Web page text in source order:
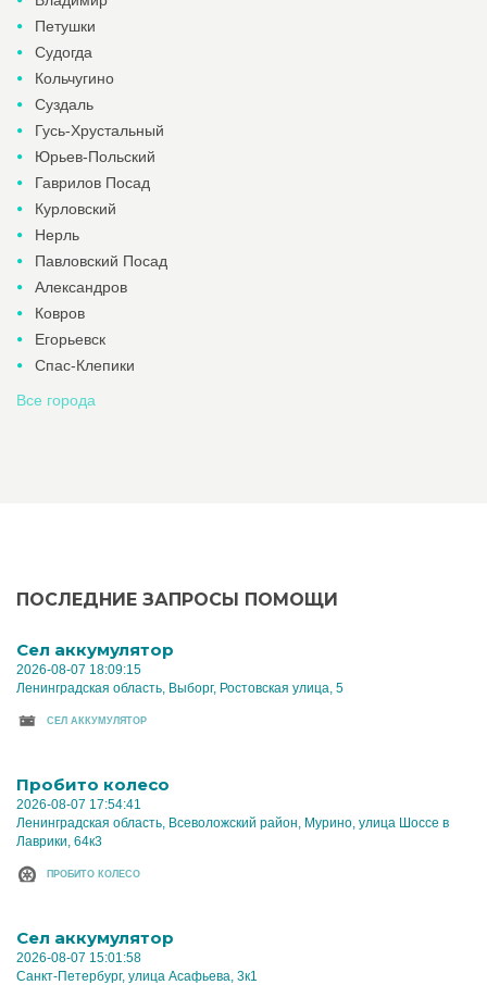
Петушки
Судогда
Кольчугино
Суздаль
Гусь-Хрустальный
Юрьев-Польский
Гаврилов Посад
Курловский
Нерль
Павловский Посад
Александров
Ковров
Егорьевск
Спас-Клепики
Все города
ПОСЛЕДНИЕ ЗАПРОСЫ ПОМОЩИ
Cел аккумулятор
2026-08-07 18:09:15
Ленинградская область, Выборг, Ростовская улица, 5
CЕЛ АККУМУЛЯТОР
Пробито колесо
2026-08-07 17:54:41
Ленинградская область, Всеволожский район, Мурино, улица Шоссе в
Лаврики, 64к3
ПРОБИТО КОЛЕСО
Cел аккумулятор
2026-08-07 15:01:58
Санкт-Петербург, улица Асафьева, 3к1